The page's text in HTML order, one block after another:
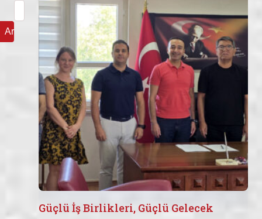
Arama:
Güçlü İş Birlikleri, Güçlü Gelecek